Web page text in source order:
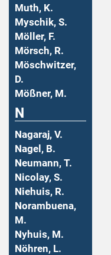
Muth, K.
Myschik, S.
Möller, F.
Mörsch, R.
Möschwitzer,
D.
Mößner, M.
N
Nagaraj, V.
Nagel, B.
Neumann, T.
Nicolay, S.
Niehuis, R.
Norambuena,
M.
Nyhuis, M.
Nöhren, L.